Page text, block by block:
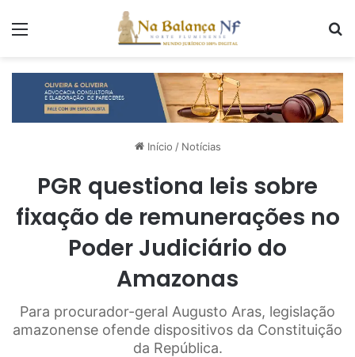
Início / Notícias
PGR questiona leis sobre
fixação de remunerações no
Poder Judiciário do
Amazonas
Para procurador-geral Augusto Aras, legislação
amazonense ofende dispositivos da Constituição
da República.